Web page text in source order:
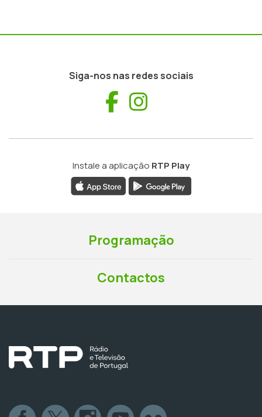
Siga-nos nas redes sociais
Facebook
Instale a aplicação RTP Play
Programação
Contactos